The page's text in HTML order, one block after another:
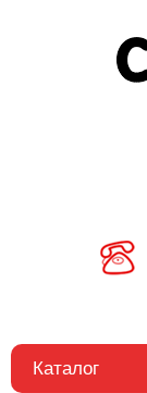
Каталог